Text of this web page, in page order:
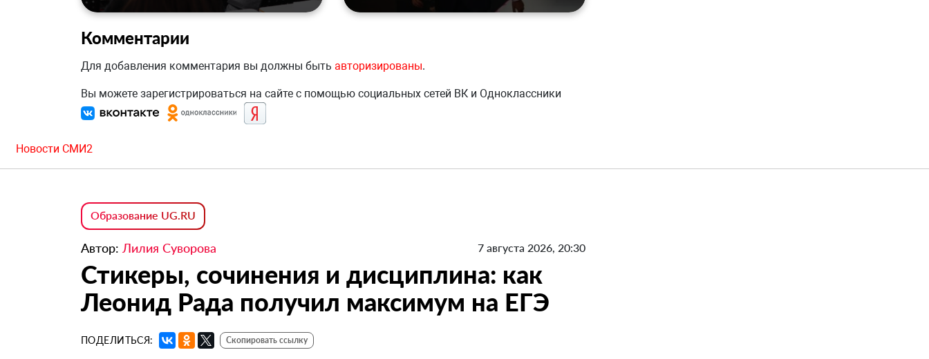
Комментарии
Для добавления комментария вы должны быть авторизированы.
Вы можете зарегистрироваться на сайте с помощью социальных сетей ВК и Одноклассники
Новости СМИ2
Образование UG.RU
Автор: Лилия Суворова 7 августа 2026, 20:30
Стикеры, сочинения и дисциплина: как
Леонид Рада получил максимум на ЕГЭ
ПОДЕЛИТЬСЯ: Скопировать ссылку